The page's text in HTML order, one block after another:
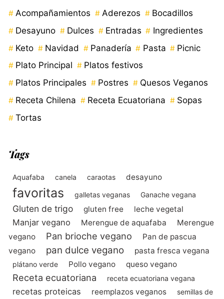
Acompañamientos Aderezos
Bocadillos
Desayuno
Dulces Entradas
Ingredientes
Keto
Navidad Panadería Pasta
Picnic
Plato Principal
Platos festivos
Platos Principales
Postres
Quesos Veganos
Receta Chilena
Receta Ecuatoriana
Sopas
Tortas
Tags
Aquafaba canela caraotas desayuno
favoritas galletas veganas Ganache vegana
Gluten de trigo gluten free leche vegetal
Manjar vegano Merengue de aquafaba
Merengue
vegano
Pan brioche vegano
Pan de pascua
vegano
pan dulce vegano pasta fresca vegana
plátano verde Pollo vegano queso vegano
Receta ecuatoriana receta ecuatoriana vegana
recetas proteicas reemplazos veganos
semillas de